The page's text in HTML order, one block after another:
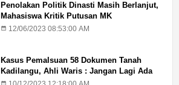
Penolakan Politik Dinasti Masih Berlanjut,
Mahasiswa Kritik Putusan MK
12/06/2023 08:53:00 AM
Kasus Pemalsuan 58 Dokumen Tanah
Kadilangu, Ahli Waris : Jangan Lagi Ada
Penundaan Hukuman